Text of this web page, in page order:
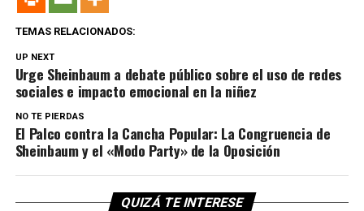
TEMAS RELACIONADOS:
UP NEXT
Urge Sheinbaum a debate público sobre el uso de redes
sociales e impacto emocional en la niñez
NO TE PIERDAS
El Palco contra la Cancha Popular: La Congruencia de
Sheinbaum y el «Modo Party» de la Oposición
QUIZÁ TE INTERESE